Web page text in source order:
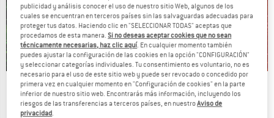
Our summer sale enters its next
phase
publicidad y análisis conocer el uso de nuestro sitio Web, algunos de los
cuales se encuentran en terceros países sin las salvaguardas adecuadas para
proteger tus datos. Haciendo clic en "SELECCIONAR TODAS" aceptas que
procedamos de esta manera.Si no deseas aceptar cookies que no sean
técnicamente necesarias, haz clic aquí. En cualquier momento también
puedes ajustar la configuración de las cookies en la opción "CONFIGURACIÓN"
y seleccionar categorías individuales. Tu consentimiento es voluntario, no es
necesario para el uso de este sitio web y puede ser revocado o concedido por
primera vez en cualquier momento en "Configuración de cookies" en la parte
inferior de nuestro sitio web. Encontrarás más información, incluyendo los
riesgos de las transferencias a terceros países, en nuestroAviso de
privacidad